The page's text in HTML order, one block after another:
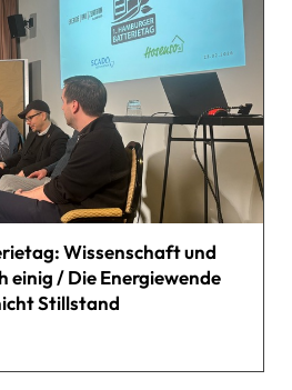
Wissenschaft und
einig / Die Energiewende
Stillstand